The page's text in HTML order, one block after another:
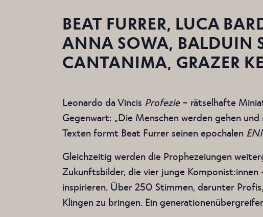
BEAT FURRER, LUCA
ANNA SOWA, BALDUIN
CANTANIMA, GRAZER
Leonardo da Vincis Profezie– rätselhafte
Gegenwart: „Die Menschen werden gehen
Texten formt Beat Furrer seinen epochalen
Gleichzeitig werden die Prophezeiungen
Zukunftsbilder, die vier junge Komponist:innen
inspirieren. Über 250 Stimmen, darunter
Klingen zu bringen. Ein